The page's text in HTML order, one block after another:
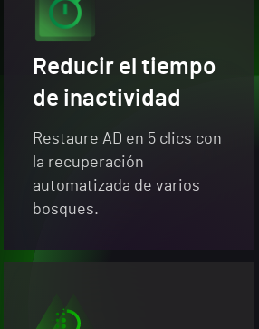
Reducir el tiempo
de inactividad
Restaure AD en 5 clics con
la recuperación
automatizada de varios
bosques.